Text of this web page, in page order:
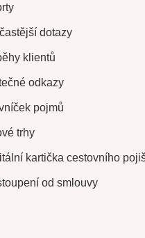
dotazy
klientů
odkazy
pojmů
trhy
kartička cestovního
od smlouvy